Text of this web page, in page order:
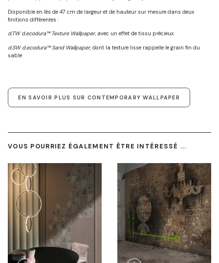
Disponible en lés de 47 cm de largeur et de hauteur sur mesure dans deux
finitions différentes :
d.TW d.ecodura™ Texture Wallpaper, avec un effet de tissu précieux
d.SW d.ecodura™ Sand Wallpaper, dont la texture lisse rappelle le grain fin du
sable
EN SAVOIR PLUS SUR CONTEMPORARY WALLPAPER
VOUS POURRIEZ ÉGALEMENT ÊTRE INTÉRESSÉ ...